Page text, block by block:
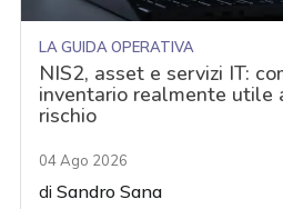
LA GUIDA OPERATIVA
NIS2, asset e servizi IT:
inventario realmente
rischio
04 Ago 2026
diSandro Sana